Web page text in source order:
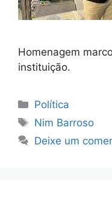
Homenagem
instituição.
Categorias
Política
Tags
Nim Barroso
Deixe um